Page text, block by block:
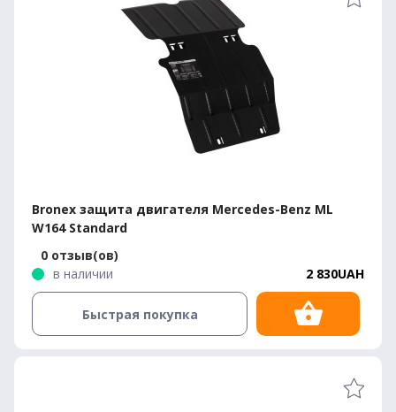
Bronex защита двигателя Mercedes-Benz ML
W164 Standard
0 отзыв(ов)
в наличии
2 830UAH
Быстрая покупка